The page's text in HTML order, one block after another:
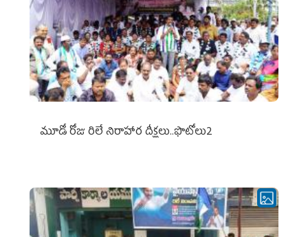
మూడో రోజు రిలే నిరాహార దీక్షలు..ఫొటోలు2